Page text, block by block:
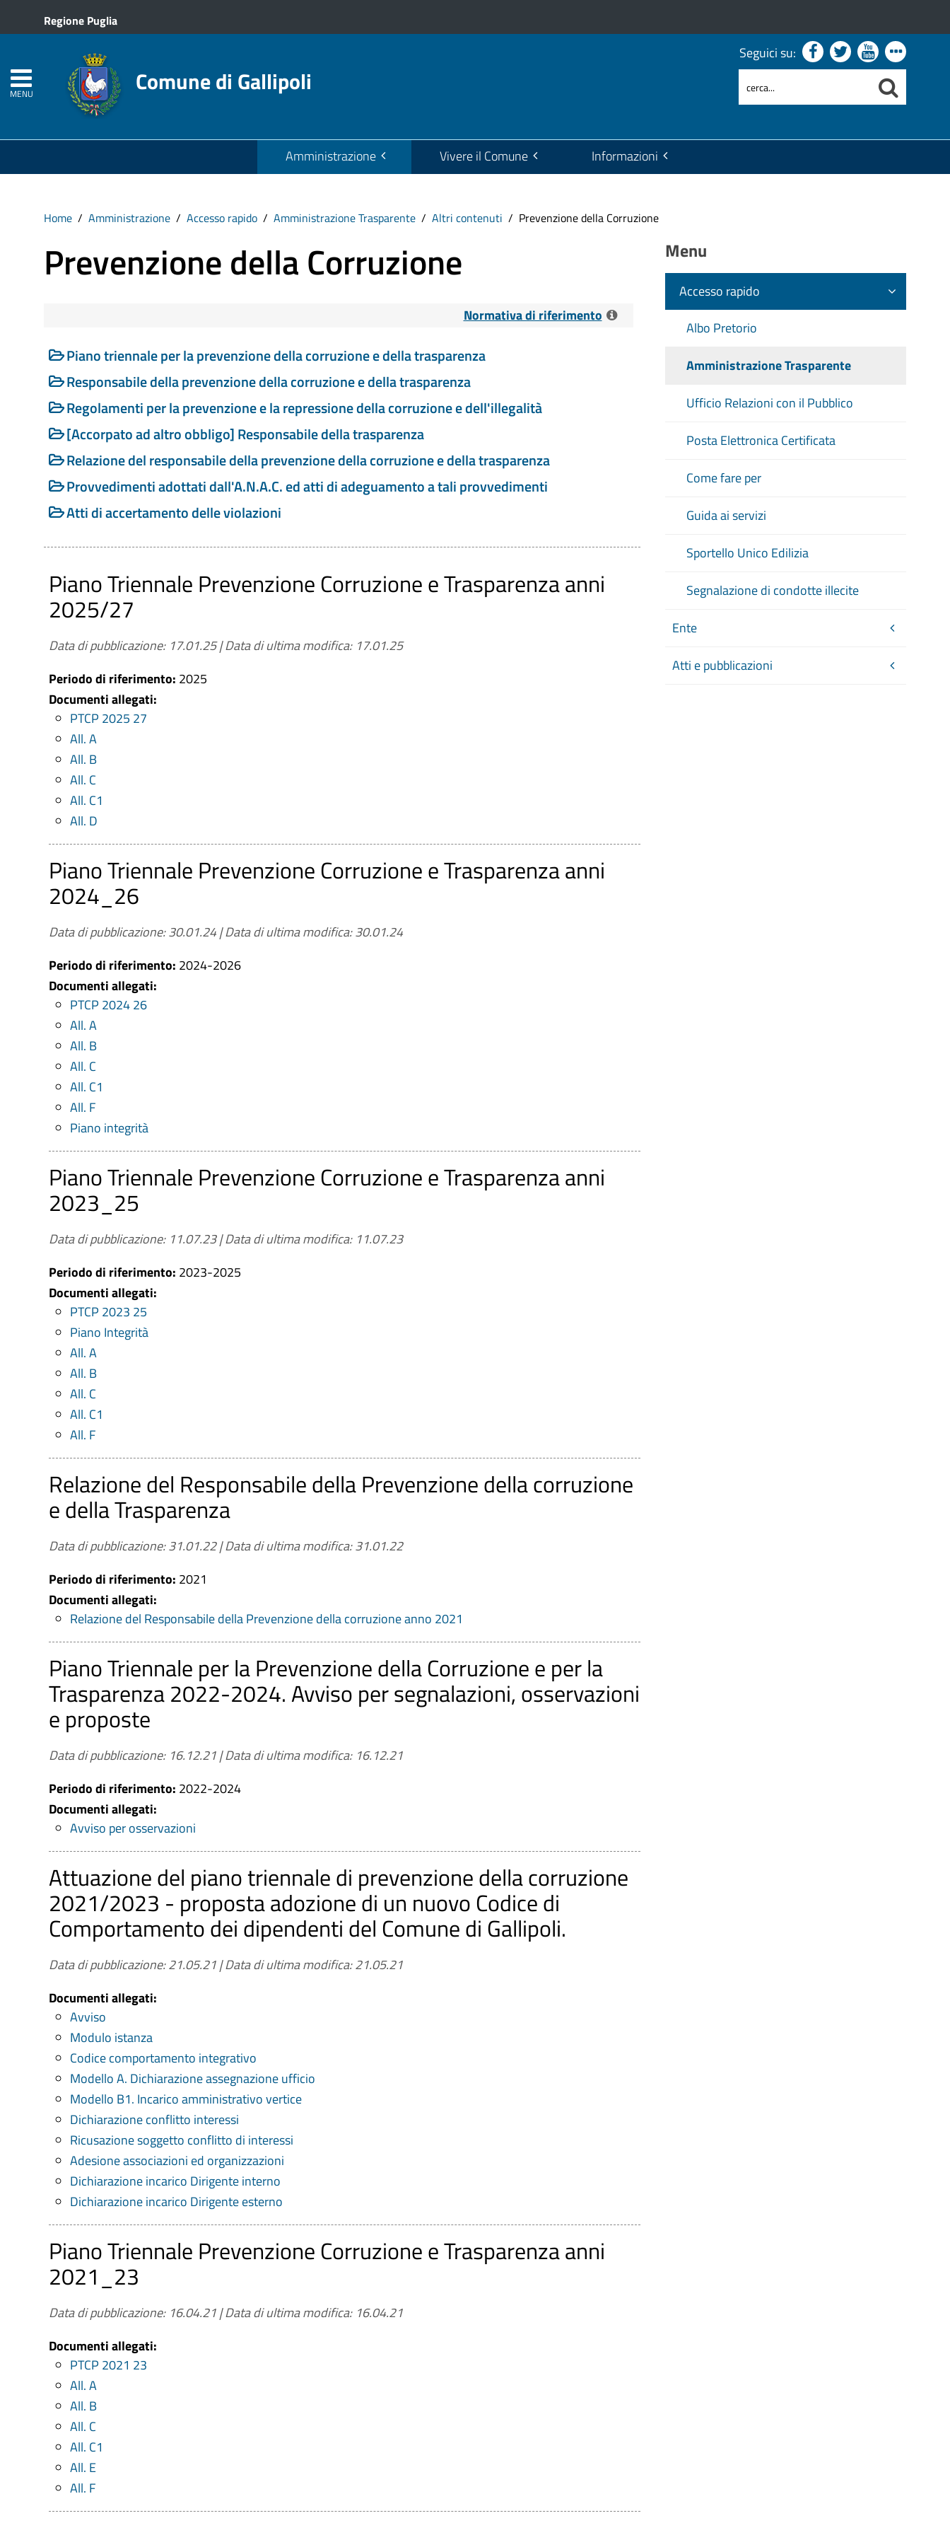
Regione Puglia
MENU Comune di Gallipoli
Seguici su:
Amministrazione Vivere il Comune Informazioni
Home Amministrazione Accesso rapido Amministrazione Trasparente Altri contenuti Prevenzione della Corruzione
Prevenzione della Corruzione
Normativa di riferimento
Riferimenti normativi:
D. Lgs. 14 Marzo 2013 n. 33 Art. 10, c. 8, lett. a) - Coordinamento con il Piano triennale per la
corruzione e dell'illegalita' nella pubblica amministrazione
D. Lgs. n. 39/2013 Art. 18, c. 5 - Sanzioni
Contenuti dell'obbligo:
Piano triennale per la prevenzione della corruzione e della trasparenza e suoi allegati, le misure
legge n. 190 del 2012
Responsabile della prevenzione della corruzione e della trasparenza
Regolamenti per la prevenzione e la repressione della corruzione e dell'illegalità (laddove
adottati)
Relazione del responsabile della prevenzione della corruzione recante i risultati dell'attività svolta
(entro il 15 dicembre di ogni anno)
Provvedimenti adottati dall'A.N.AC. ed atti di adeguamento a tali provvedimenti in materia di
Piano triennale per la prevenzione della corruzione e della trasparenza
Responsabile della prevenzione della corruzione e della trasparenza
Regolamenti per la prevenzione e la repressione della corruzione e dell'illegalità
[Accorpato ad altro obbligo] Responsabile della trasparenza
Relazione del responsabile della prevenzione della corruzione e della trasparenza
Provvedimenti adottati dall'A.N.A.C. ed atti di adeguamento a tali provvedimenti
Atti di accertamento delle violazioni
Piano Triennale Prevenzione Corruzione e Trasparenza anni
2025/27
Data di pubblicazione: 17.01.25|Data di ultima modifica: 17.01.25
Periodo di riferimento: 2025
Documenti allegati:
PTCP 2025 27
All. A
All. B
All. C
All. C1
All. D
Piano Triennale Prevenzione Corruzione e Trasparenza anni
2024_26
Data di pubblicazione: 30.01.24|Data di ultima modifica: 30.01.24
Periodo di riferimento: 2024-2026
Documenti allegati:
PTCP 2024 26
All. A
All. B
All. C
All. C1
All. F
Piano integrità
Piano Triennale Prevenzione Corruzione e Trasparenza anni
2023_25
Data di pubblicazione: 11.07.23|Data di ultima modifica: 11.07.23
Periodo di riferimento: 2023-2025
Documenti allegati:
PTCP 2023 25
Piano Integrità
All. A
All. B
All. C
All. C1
All. F
Relazione del Responsabile della Prevenzione della corruzione
e della Trasparenza
Data di pubblicazione: 31.01.22|Data di ultima modifica: 31.01.22
Periodo di riferimento: 2021
Documenti allegati:
Relazione del Responsabile della Prevenzione della corruzione anno 2021
Piano Triennale per la Prevenzione della Corruzione e per la
Trasparenza 2022-2024. Avviso per segnalazioni, osservazioni
e proposte
Data di pubblicazione: 16.12.21|Data di ultima modifica: 16.12.21
Periodo di riferimento: 2022-2024
Documenti allegati:
Avviso per osservazioni
Attuazione del piano triennale di prevenzione della corruzione
2021/2023 - proposta adozione di un nuovo Codice di
Comportamento dei dipendenti del Comune di Gallipoli.
Data di pubblicazione: 21.05.21|Data di ultima modifica: 21.05.21
Documenti allegati:
Avviso
Modulo istanza
Codice comportamento integrativo
Modello A. Dichiarazione assegnazione ufficio
Modello B1. Incarico amministrativo vertice
Dichiarazione conflitto interessi
Ricusazione soggetto conflitto di interessi
Adesione associazioni ed organizzazioni
Dichiarazione incarico Dirigente interno
Dichiarazione incarico Dirigente esterno
Piano Triennale Prevenzione Corruzione e Trasparenza anni
2021_23
Data di pubblicazione: 16.04.21|Data di ultima modifica: 16.04.21
Documenti allegati:
PTCP 2021 23
All. A
All. B
All. C
All. C1
All. E
All. F
Menu
Accesso rapido
Albo Pretorio
Amministrazione Trasparente
Ufficio Relazioni con il Pubblico
Posta Elettronica Certificata
Come fare per
Guida ai servizi
Sportello Unico Edilizia
Segnalazione di condotte illecite
Ente
Atti e pubblicazioni